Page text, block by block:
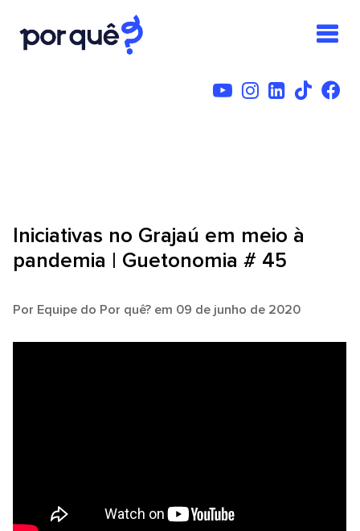
Iniciativas no Grajaú em meio à
pandemia | Guetonomia # 45
Por Equipe do Por quê? em 09 de junho de 2020